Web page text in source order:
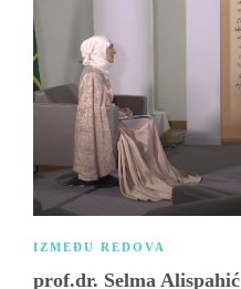
IZMEĐU REDOVA
prof.dr. Selma Alispahić